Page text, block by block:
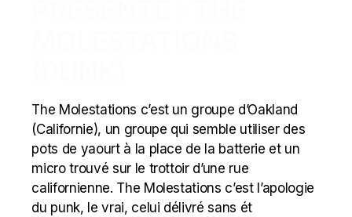
The Molestations c’est un groupe d’Oakland
(Californie), un groupe qui semble utiliser des
pots de yaourt à la place de la batterie et un
micro trouvé sur le trottoir d’une rue
californienne. The Molestations c’est l’apologie
du punk, le vrai, celui délivré sans ét